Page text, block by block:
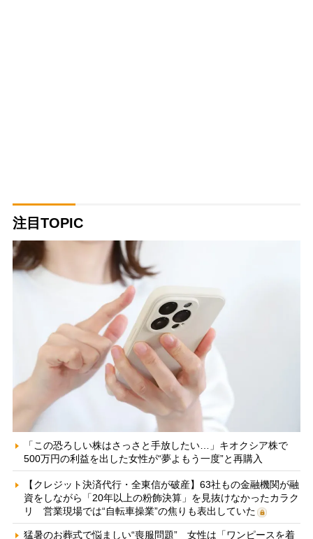
注目TOPIC
「この恐ろしい株はさっさと手放したい…」キオクシア株で
500万円の利益を出した女性が“夢よもう一度”と再購入
【クレジット決済代行・全東信が破産】63社もの金融機関が融
資をしながら「20年以上の粉飾決算」を見抜けなかったカラク
リ 営業現場では“自転車操業”の焦りも表出していた
猛暑のお葬式で悩ましい“喪服問題” 女性は「ワンピースを着